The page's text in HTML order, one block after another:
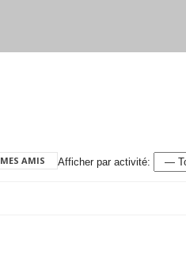
MES AMIS Afficher par activité: